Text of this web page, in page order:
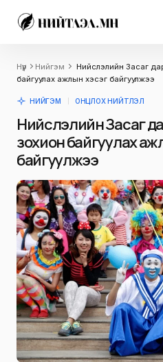
Нүүр Нийгэм
Нийслэлийн Засаг
байгуулах ажлын хэсэг байгуулжээ
НИЙГЭМ ОНЦЛОХ НИЙТЛЭЛ
Нийслэлийн Засаг
зохион байгуулах
байгуулжээ